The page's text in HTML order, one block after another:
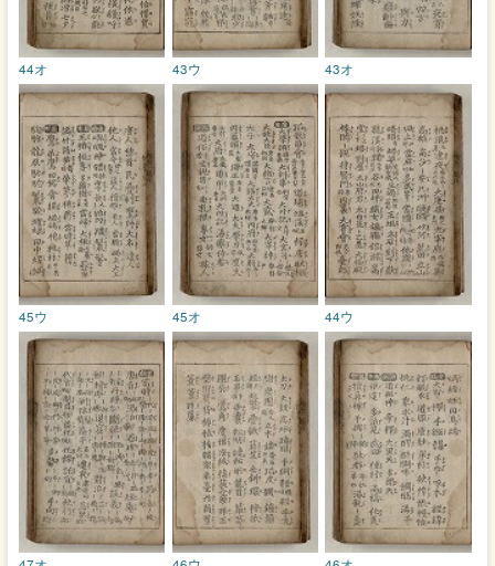
43オ
43ウ
44オ
44ウ
45オ
45ウ